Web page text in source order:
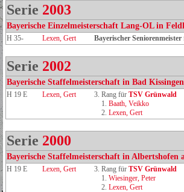
Serie 2003
Bayerische Einzelmeisterschaft Lang-OL in
H 35- Lexen, Gert Bayerischer Seniorenmeister
Serie 2002
Bayerische Staffelmeisterschaft in Bad
H 19 E Lexen, Gert 3. Rang für TSV Grünwald
1. Baath, Veikko
2. Lexen, Gert
Serie 2000
Bayerische Staffelmeisterschaft in Albertshofen
H 19 E Lexen, Gert 3. Rang für TSV Grünwald
1. Wiesinger, Peter
2. Lexen, Gert